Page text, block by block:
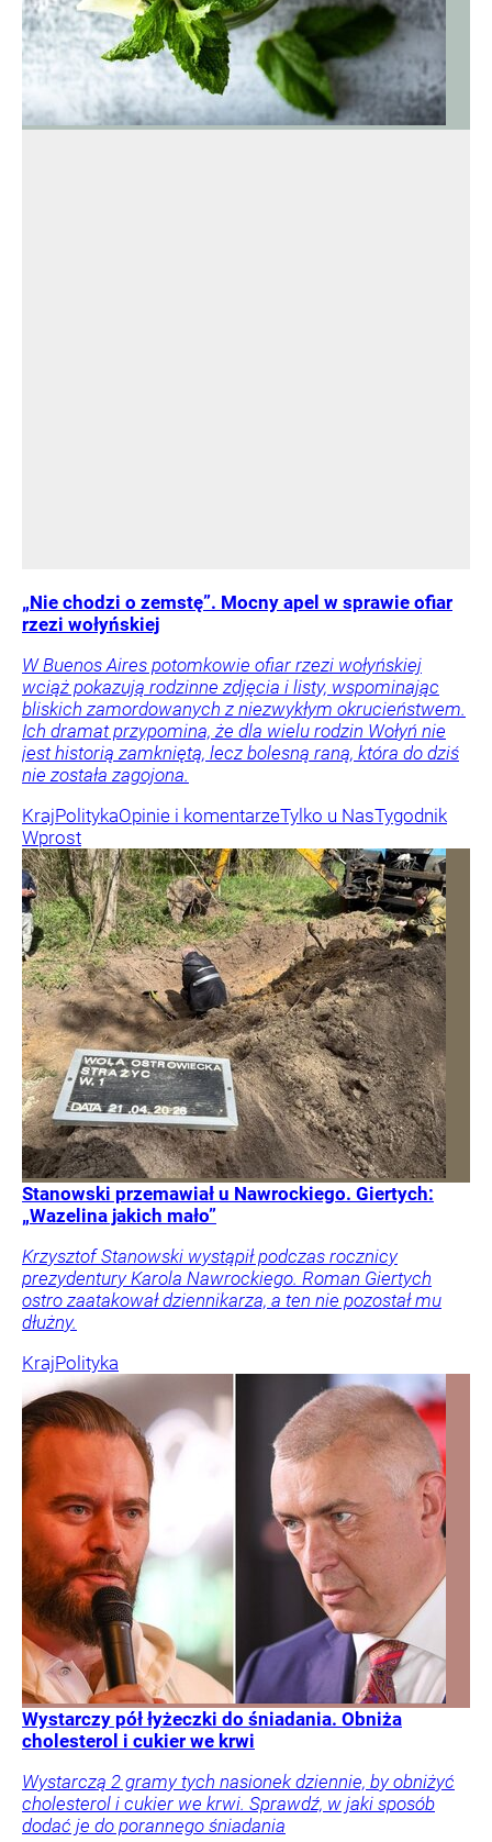
„Nie chodzi o zemstę”. Mocny apel w sprawie ofiar
rzezi wołyńskiej
W Buenos Aires potomkowie ofiar rzezi wołyńskiej
wciąż pokazują rodzinne zdjęcia i listy, wspominając
bliskich zamordowanych z niezwykłym okrucieństwem.
Ich dramat przypomina, że dla wielu rodzin Wołyń nie
jest historią zamkniętą, lecz bolesną raną, która do dziś
nie została zagojona.
KrajPolitykaOpinie i komentarzeTylko u NasTygodnik
Wprost
Stanowski przemawiał u Nawrockiego. Giertych:
„Wazelina jakich mało”
Krzysztof Stanowski wystąpił podczas rocznicy
prezydentury Karola Nawrockiego. Roman Giertych
ostro zaatakował dziennikarza, a ten nie pozostał mu
dłużny.
KrajPolityka
Wystarczy pół łyżeczki do śniadania. Obniża
cholesterol i cukier we krwi
Wystarczą 2 gramy tych nasionek dziennie, by obniżyć
cholesterol i cukier we krwi. Sprawdź, w jaki sposób
dodać je do porannego śniadania